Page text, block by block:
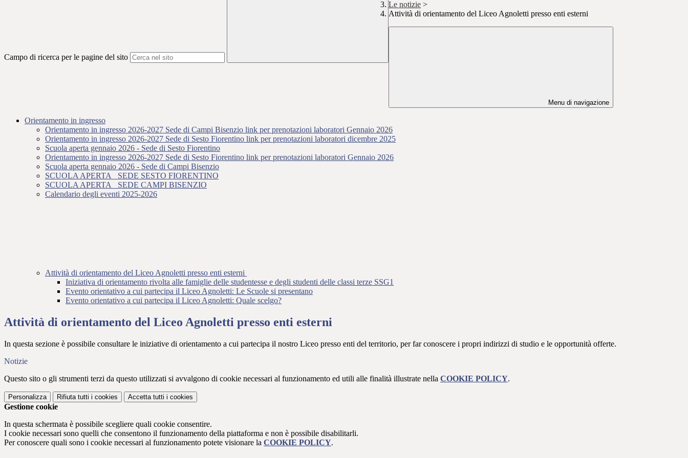
Campo di ricerca per le pagine del sito
Le notizie >
Attività di orientamento del Liceo Agnoletti presso enti esterni
Menu di navigazione
Orientamento in ingresso
Orientamento in ingresso 2026-2027 Sede di Campi Bisenzio link per prenotazioni laboratori Gennaio 2026
Orientamento in ingresso 2026-2027 Sede di Sesto Fiorentino link per prenotazioni laboratori dicembre 2025
Scuola aperta gennaio 2026 - Sede di Sesto Fiorentino
Orientamento in ingresso 2026-2027 Sede di Sesto Fiorentino link per prenotazioni laboratori Gennaio 2026
Scuola aperta gennaio 2026 - Sede di Campi Bisenzio
SCUOLA APERTA_ SEDE SESTO FIORENTINO
SCUOLA APERTA_ SEDE CAMPI BISENZIO
Calendario degli eventi 2025-2026
Attività di orientamento del Liceo Agnoletti presso enti esterni
Iniziativa di orientamento rivolta alle famiglie delle studentesse e degli studenti delle classi terze SSG1
Evento orientativo a cui partecipa il Liceo Agnoletti: Le Scuole si presentano
Evento orientativo a cui partecipa il Liceo Agnoletti: Quale scelgo?
Attività di orientamento del Liceo Agnoletti presso enti esterni
In questa sezione è possibile consultare le iniziative di orientamento a cui partecipa il nostro Liceo presso enti del territorio, per far conoscere i propri indirizzi di studio e le opportunità offerte.
Notizie
Questo sito o gli strumenti terzi da questo utilizzati si avvalgono di cookie necessari al funzionamento ed utili alle finalità illustrate nella COOKIE POLICY.
Personalizza Rifiuta tutti i cookies Accetta tutti i cookies
Gestione cookie
In questa schermata è possibile scegliere quali cookie consentire.
I cookie necessari sono quelli che consentono il funzionamento della piattaforma e non è possibile disabilitarli.
Per conoscere quali sono i cookie necessari al funzionamento potete visionare la COOKIE POLICY.